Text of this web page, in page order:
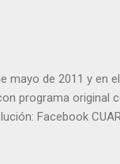
También
información de
de 2011 y en
programa original
Facebook